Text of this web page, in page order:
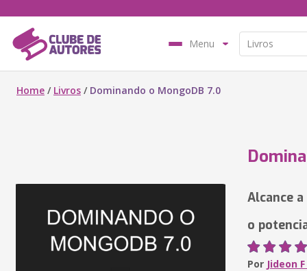
Menu
Home / Livros / Dominando o MongoDB 7.0
Alcance
o
Por Jideon